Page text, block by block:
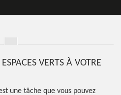
VERTS À VOTRE
une tâche que vous pouvez